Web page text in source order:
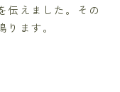
伝えました。その
ます。